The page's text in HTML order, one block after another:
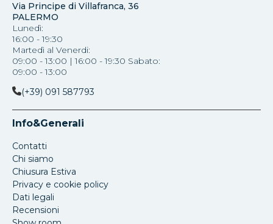
Via Principe di Villafranca, 36
PALERMO
Lunedì:
16:00 - 19:30
Martedì al Venerdi:
09:00 - 13:00 | 16:00 - 19:30 Sabato:
09:00 - 13:00
(+39) 091 587793
Info&Generali
Contatti
Chi siamo
Chiusura Estiva
Privacy e cookie policy
Dati legali
Recensioni